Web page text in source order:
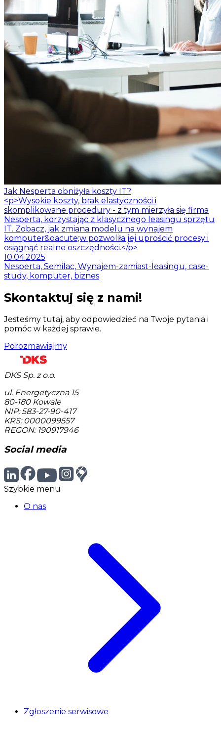
Jak Nesperta obniżyła koszty IT?
<p>Wysokie koszty, brak elastyczności i
skomplikowane procedury - z tym mierzyła się firma
Nesperta, korzystając z klasycznego leasingu sprzętu
IT. Zobacz, jak zmiana modelu na wynajem
komputer&oacute;w pozwoliła jej uprościć procesy i
osiągnąć realne oszczędności.</p>
10.04.2025
Nesperta, Semilac, Wynajem-zamiast-leasingu, case-
study, komputer, biznes
Skontaktuj się z nami!
Jesteśmy tutaj, aby odpowiedzieć na Twoje pytania i
pomóc w każdej sprawie.
Porozmawiajmy
DKS Sp. z o.o.
ul. Energetyczna 15
80-180 Kowale
NIP: 583-27-90-417
KRS: 0000099557
REGON: 190917946
Social media
Szybkie menu
O nas
Zgłoszenie serwisowe